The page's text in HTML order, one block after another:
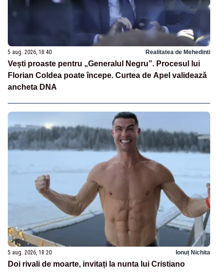
5 aug. 2026, 18:40 Realitatea de Mehedinti
Vești proaste pentru „Generalul Negru”. Procesul lui
Florian Coldea poate începe. Curtea de Apel validează
ancheta DNA
5 aug. 2026, 18:20 Ionuț Nichita
Doi rivali de moarte, invitați la nunta lui Cristiano